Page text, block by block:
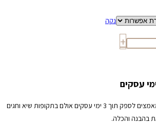
עד
נקה
+
החברה עושה את מירב המאמצים לספק תוך 3 ימי עסקים אולם בתקופות שיא וחגים
בהבנה והכלה.